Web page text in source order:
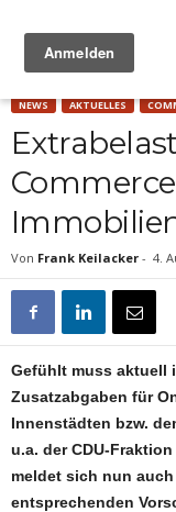
NEWS AKTUELLES
Von Frank Keilacker - 4.
Gefühlt muss aktuell
Zusatzabgaben für
Innenstädten bzw.
u.a. der CDU-
meldet sich nun
entsprechenden